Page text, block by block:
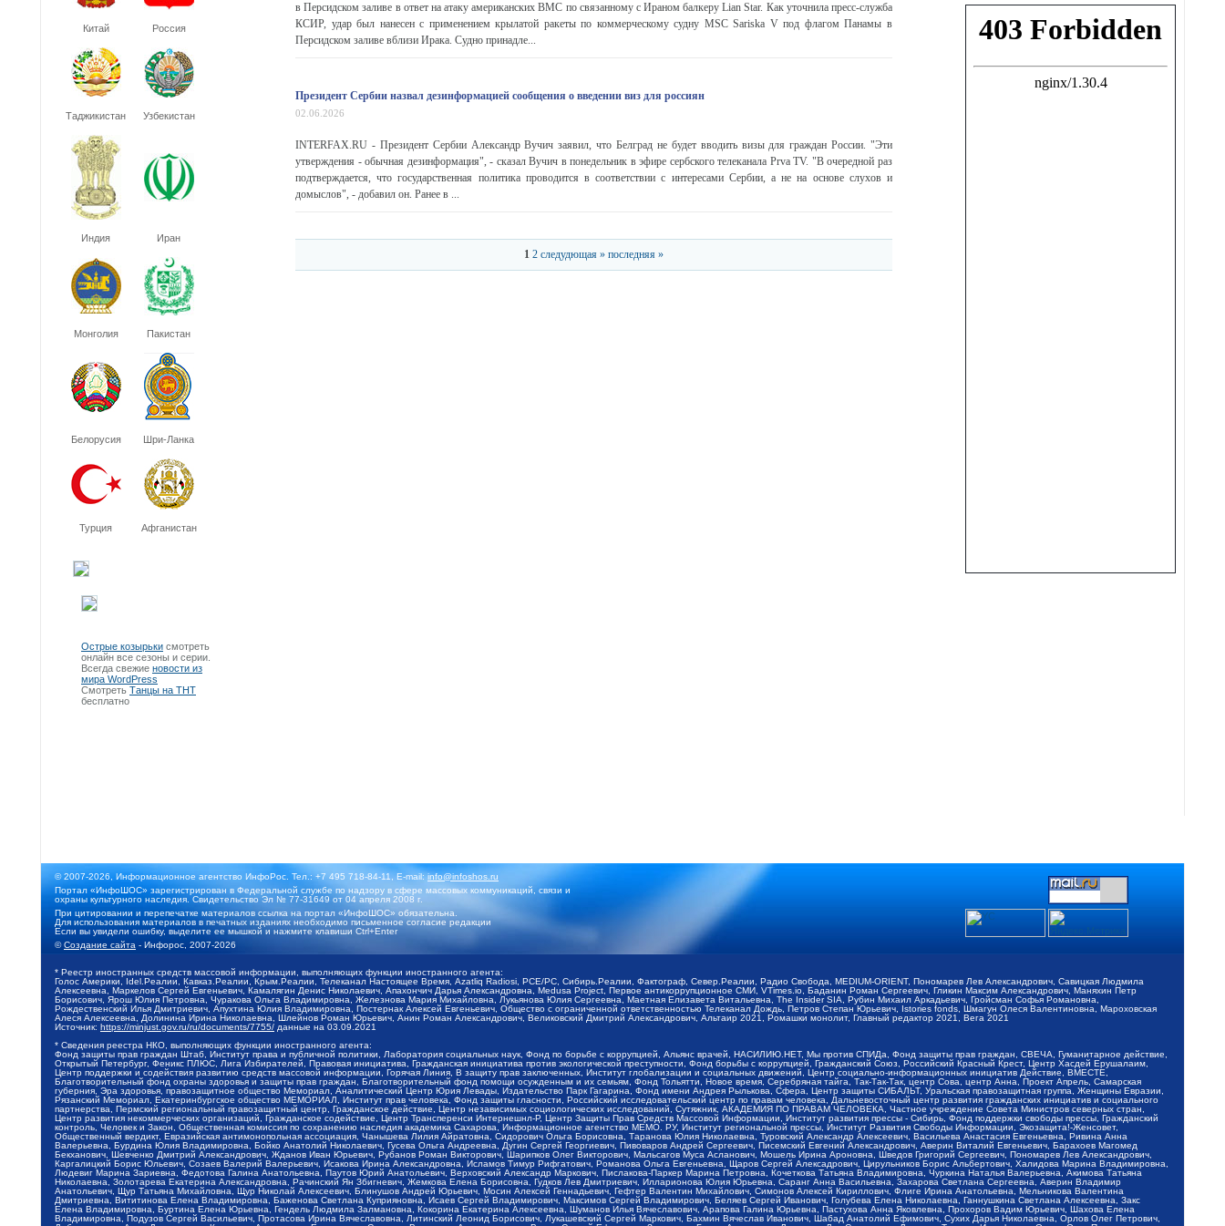
Китай Россия
Таджикистан Узбекистан
Индия Иран
Монголия Пакистан
Белорусия Шри-Ланка
Турция Афганистан
Острые козырьки смотреть
онлайн все сезоны и серии.
Всегда свежие новости из
мира WordPress
Смотреть Танцы на ТНТ
бесплатно
в Персидском заливе в ответ на атаку американских ВМС по связанному с Ираном балкеру Lian Star. Как уточнила пресс-служба
КСИР, удар был нанесен с применением крылатой ракеты по коммерческому судну MSC Sariska V под флагом Панамы в
Персидском заливе вблизи Ирака. Судно принадле...
Президент Сербии назвал дезинформацией сообщения о введении виз для россиян
02.06.2026
INTERFAX.RU - Президент Сербии Александр Вучич заявил, что Белград не будет вводить визы для граждан России. "Эти
утверждения - обычная дезинформация", - сказал Вучич в понедельник в эфире сербского телеканала Prva TV. "В очередной раз
подтверждается, что государственная политика проводится в соответствии с интересами Сербии, а не на основе слухов и
домыслов", - добавил он. Ранее в ...
1 2 следудющая » последняя »
© 2007-2026, Информационное агентство ИнфоРос. Тел.: +7 495 718-84-11, E-mail:info@infoshos.ru
Портал «ИнфоШОС» зарегистрирован в Федеральной службе по надзору в сфере массовых коммуникаций, связи и
охраны культурного наследия. Свидетельство Эл № 77-31649 от 04 апреля 2008 г.
При цитировании и перепечатке материалов ссылка на портал «ИнфоШОС» обязательна.
Для использования материалов в печатных изданиях необходимо письменное согласие редакции
Если вы увидели ошибку, выделите ее мышкой и нажмите клавиши Ctrl+Enter
©Создание сайта - Инфорос, 2007-2026
* Реестр иностранных средств массовой информации, выполняющих функции иностранного агента:
Голос Америки, Idel.Реалии, Кавказ.Реалии, Крым.Реалии, Телеканал Настоящее Время, Azatliq Radiosi, PCE/PC, Сибирь.Реалии, Фактограф, Север.Реалии, Радио Свобода, MEDIUM-ORIENT, Пономарев Лев Александрович, Савицкая Людмила
Алексеевна, Маркелов Сергей Евгеньевич, Камалягин Денис Николаевич, Апахончич Дарья Александровна, Medusa Project, Первое антикоррупционное СМИ, VTimes.io, Баданин Роман Сергеевич, Гликин Максим Александрович, Маняхин Петр
Борисович, Ярош Юлия Петровна, Чуракова Ольга Владимировна, Железнова Мария Михайловна, Лукьянова Юлия Сергеевна, Маетная Елизавета Витальевна, The Insider SIA, Рубин Михаил Аркадьевич, Гройсман Софья Романовна,
Рождественский Илья Дмитриевич, Апухтина Юлия Владимировна, Постернак Алексей Евгеньевич, Общество с ограниченной ответственностью Телеканал Дождь, Петров Степан Юрьевич, Istories fonds, Шмагун Олеся Валентиновна, Мароховская
Алеся Алексеевна, Долинина Ирина Николаевна, Шлейнов Роман Юрьевич, Анин Роман Александрович, Великовский Дмитрий Александрович, Альтаир 2021, Ромашки монолит, Главный редактор 2021, Вега 2021
Источник: https://minjust.gov.ru/ru/documents/7755/ данные на 03.09.2021
* Сведения реестра НКО, выполняющих функции иностранного агента:
Фонд защиты прав граждан Штаб, Институт права и публичной политики, Лаборатория социальных наук, Фонд по борьбе с коррупцией, Альянс врачей, НАСИЛИЮ.НЕТ, Мы против СПИДа, Фонд защиты прав граждан, СВЕЧА, Гуманитарное действие,
Открытый Петербург, Феникс ПЛЮС, Лига Избирателей, Правовая инициатива, Гражданская инициатива против экологической преступности, Фонд борьбы с коррупцией, Гражданский Союз, Российский Красный Крест, Центр Хасдей Ерушалаим,
Центр поддержки и содействия развитию средств массовой информации, Горячая Линия, В защиту прав заключенных, Институт глобализации и социальных движений, Центр социально-информационных инициатив Действие, ВМЕСТЕ,
Благотворительный фонд охраны здоровья и защиты прав граждан, Благотворительный фонд помощи осужденным и их семьям, Фонд Тольятти, Новое время, Серебряная тайга, Так-Так-Так, центр Сова, центр Анна, Проект Апрель, Самарская
губерния, Эра здоровья, правозащитное общество Мемориал, Аналитический Центр Юрия Левады, Издательство Парк Гагарина, Фонд имени Андрея Рылькова, Сфера, Центр защиты СИБАЛЬТ, Уральская правозащитная группа, Женщины Евразии,
Рязанский Мемориал, Екатеринбургское общество МЕМОРИАЛ, Институт прав человека, Фонд защиты гласности, Российский исследовательский центр по правам человека, Дальневосточный центр развития гражданских инициатив и социального
партнерства, Пермский региональный правозащитный центр, Гражданское действие, Центр независимых социологических исследований, Сутяжник, АКАДЕМИЯ ПО ПРАВАМ ЧЕЛОВЕКА, Частное учреждение Совета Министров северных стран,
Центр развития некоммерческих организаций, Гражданское содействие, Центр Трансперенси Интернешнл-Р, Центр Защиты Прав Средств Массовой Информации, Институт развития прессы - Сибирь, Фонд поддержки свободы прессы, Гражданский
контроль, Человек и Закон, Общественная комиссия по сохранению наследия академика Сахарова, Информационное агентство МЕМО. РУ, Институт региональной прессы, Институт Развития Свободы Информации, Экозащита!-Женсовет,
Общественный вердикт, Евразийская антимонопольная ассоциация, Чанышева Лилия Айратовна, Сидорович Ольга Борисовна, Таранова Юлия Николаевна, Туровский Александр Алексеевич, Васильева Анастасия Евгеньевна, Ривина Анна
Валерьевна, Бурдина Юлия Владимировна, Бойко Анатолий Николаевич, Гусева Ольга Андреевна, Дугин Сергей Георгиевич, Пивоваров Андрей Сергеевич, Писемский Евгений Александрович, Аверин Виталий Евгеньевич, Барахоев Магомед
Бекханович, Шевченко Дмитрий Александрович, Жданов Иван Юрьевич, Рубанов Роман Викторович, Шарипков Олег Викторович, Мальсагов Муса Асланович, Мошель Ирина Ароновна, Шведов Григорий Сергеевич, Пономарев Лев Александрович,
Каргалицкий Борис Юльевич, Созаев Валерий Валерьевич, Исакова Ирина Александровна, Исламов Тимур Рифгатович, Романова Ольга Евгеньевна, Щаров Сергей Алексадрович, Цирульников Борис Альбертович, Халидова Марина Владимировна,
Людевиг Марина Зариевна, Федотова Галина Анатольевна, Паутов Юрий Анатольевич, Верховский Александр Маркович, Пислакова-Паркер Марина Петровна, Кочеткова Татьяна Владимировна, Чуркина Наталья Валерьевна, Акимова Татьяна
Николаевна, Золотарева Екатерина Александровна, Рачинский Ян Збигневич, Жемкова Елена Борисовна, Гудков Лев Дмитриевич, Илларионова Юлия Юрьевна, Саранг Анна Васильевна, Захарова Светлана Сергеевна, Аверин Владимир
Анатольевич, Щур Татьяна Михайловна, Щур Николай Алексеевич, Блинушов Андрей Юрьевич, Мосин Алексей Геннадьевич, Гефтер Валентин Михайлович, Симонов Алексей Кириллович, Флиге Ирина Анатольевна, Мельникова Валентина
Дмитриевна, Вититинова Елена Владимировна, Баженова Светлана Куприяновна, Исаев Сергей Владимирович, Максимов Сергей Владимирович, Беляев Сергей Иванович, Голубева Елена Николаевна, Ганнушкина Светлана Алексеевна, Закс
Елена Владимировна, Буртина Елена Юрьевна, Гендель Людмила Залмановна, Кокорина Екатерина Алексеевна, Шуманов Илья Вячеславович, Арапова Галина Юрьевна, Пастухова Анна Яковлевна, Прохоров Вадим Юрьевич, Шахова Елена
Владимировна, Подузов Сергей Васильевич, Протасова Ирина Вячеславовна, Литинский Леонид Борисович, Лукашевский Сергей Маркович, Бахмин Вячеслав Иванович, Шабад Анатолий Ефимович, Сухих Дарья Николаевна, Орлов Олег Петрович,